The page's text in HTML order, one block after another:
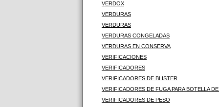
VERDOX
VERDURAS
VERDURAS
VERDURAS CONGELADAS
VERDURAS EN CONSERVA
VERIFICACIONES
VERIFICADORES
VERIFICADORES DE BLISTER
VERIFICADORES DE FUGA PARA BOTELLA
VERIFICADORES DE PESO